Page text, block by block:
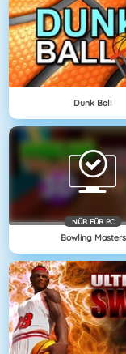
Dunk Ball
NÜR FÜR PC
Bowling Masters